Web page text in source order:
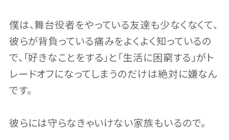
僕は、舞台役者をやっている友達も少なくなくて、
彼らが背負っている痛みをよくよく知っているの
で、「好きなことをする」と「生活に困窮する」がト
レードオフになってしまうのだけは絶対に嫌なん
です。
彼らには守らなきゃいけない家族もいるので。